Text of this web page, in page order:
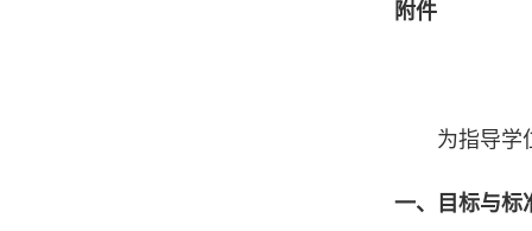
附件
为指导学位
一、目标与标